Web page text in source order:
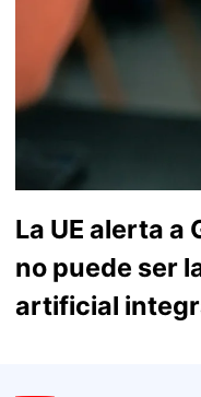
La UE alerta a
no puede ser
artificial